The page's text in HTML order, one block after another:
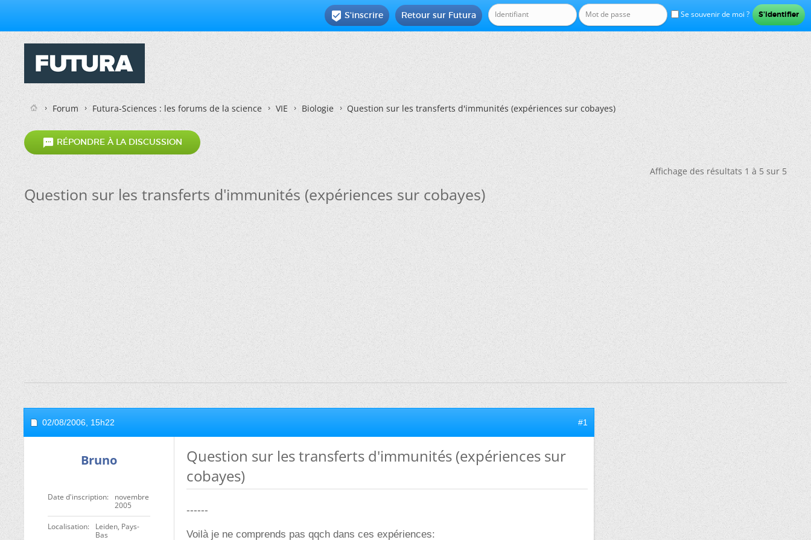
Se souvenir de moi ?
Retour sur Futura
 S'inscrire
Forum Futura-Sciences : les forums de la science VIE Biologie Question sur les transferts d'immunités (expériences sur cobayes)
 RÉPONDRE À LA DISCUSSION
Affichage des résultats 1 à 5 sur 5
Question sur les transferts d'immunités (expériences sur cobayes)
02/08/2006, 15h22 #1
Bruno
Date d'inscription
novembre
2005
Localisation
Leiden, Pays-
Bas
Question sur les transferts d'immunités (expériences sur
cobayes)
------
Voilà je ne comprends pas qqch dans ces expériences: